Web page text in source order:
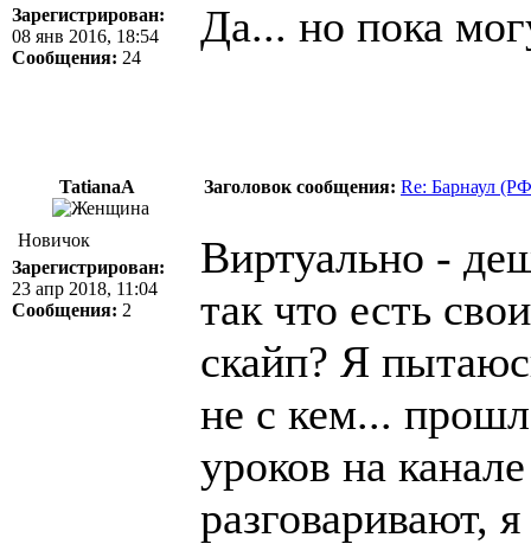
Зарегистрирован:
08 янв 2016, 18:54
Сообщения: 24
Да... но пока
TatianaA Заголовок сообщения: Re: Барнаул
Новичок
Зарегистрирован:
23 апр 2018, 11:04
Сообщения: 2
Виртуально -
так что есть
скайп? Я
не с кем...
уроков на
разговаривают,